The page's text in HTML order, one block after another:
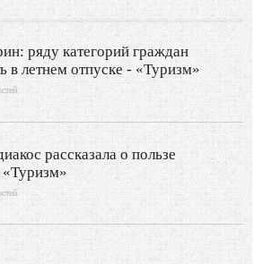
ряду категорий граждан
в летнем отпуске - «Туризм»
рассказала о пользе
«Туризм»